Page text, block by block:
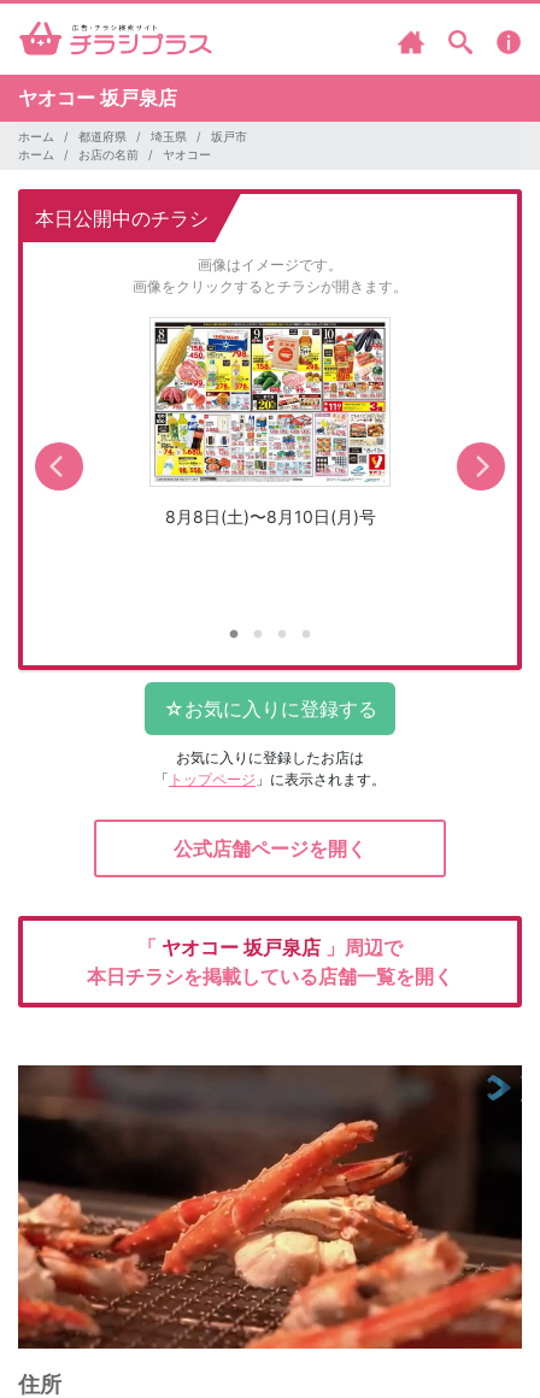
ヤオコー 坂戸泉店
ホーム 都道府県 埼玉県
坂戸市
ホーム
お店の名前 ヤオコー
本日公開中のチラシ
画像はイメージです。
画像をクリックするとチラシが開きます。
8月8日(土)〜8月10日(月)号
お気に入りに登録したお店は
「 トップページ 」に表示されます。
公式店舗ページを開く
「 ヤオコー 坂戸泉店 」周辺で
本日チラシを掲載している店舗一覧を開く
住所